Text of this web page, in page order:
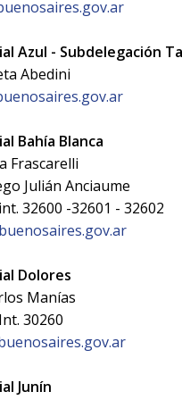
Azul - Subdelegación
Abedini
Bahía Blanca
Frascarelli
Julián Anciaume
32600 -32601 - 32602
Dolores
Manías
30260
Junín